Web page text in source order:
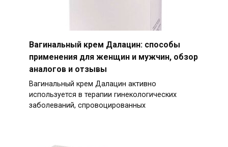
Вагинальный крем Далацин: способы
применения для женщин и мужчин, обзор
аналогов и отзывы
Вагинальный крем Далацин активно
используется в терапии гинекологических
заболеваний, спровоцированных